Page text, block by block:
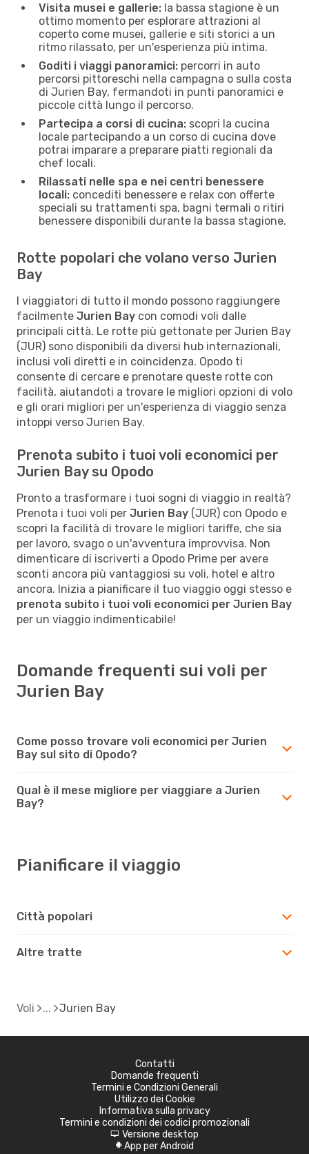
Visita musei e gallerie: la bassa stagione è un
ottimo momento per esplorare attrazioni al
coperto come musei, gallerie e siti storici a un
ritmo rilassato, per un'esperienza più intima.
Goditi i viaggi panoramici: percorri in auto
percorsi pittoreschi nella campagna o sulla costa
di Jurien Bay, fermandoti in ​​punti panoramici e
piccole città lungo il percorso.
Partecipa a corsi di cucina: scopri la cucina
locale partecipando a un corso di cucina dove
potrai imparare a preparare piatti regionali da
chef locali.
Rilassati nelle spa e nei centri benessere
locali: concediti benessere e relax con offerte
speciali su trattamenti spa, bagni termali o ritiri
benessere disponibili durante la bassa stagione.
Rotte popolari che volano verso Jurien
Bay
I viaggiatori di tutto il mondo possono raggiungere
facilmente Jurien Bay con comodi voli dalle
principali città. Le rotte più gettonate per Jurien Bay
(JUR) sono disponibili da diversi hub internazionali,
inclusi voli diretti e in coincidenza. Opodo ti
consente di cercare e prenotare queste rotte con
facilità, aiutandoti a trovare le migliori opzioni di volo
e gli orari migliori per un'esperienza di viaggio senza
intoppi verso Jurien Bay.
Prenota subito i tuoi voli economici per
Jurien Bay su Opodo
Pronto a trasformare i tuoi sogni di viaggio in realtà?
Prenota i tuoi voli per Jurien Bay (JUR) con Opodo e
scopri la facilità di trovare le migliori tariffe, che sia
per lavoro, svago o un'avventura improvvisa. Non
dimenticare di iscriverti a Opodo Prime per avere
sconti ancora più vantaggiosi su voli, hotel e altro
ancora. Inizia a pianificare il tuo viaggio oggi stesso e
prenota subito i tuoi voli economici per Jurien Bay
per un viaggio indimenticabile!
Domande frequenti sui voli per
Jurien Bay
Come posso trovare voli economici per Jurien
Bay sul sito di Opodo?
Qual è il mese migliore per viaggiare a Jurien
Bay?
Pianificare il viaggio
Città popolari
Altre tratte
Voli Jurien Bay
Contatti
Domande frequenti
Termini e Condizioni Generali
Utilizzo dei Cookie
Informativa sulla privacy
Termini e condizioni dei codici promozionali
d Versione desktop
A App per Android